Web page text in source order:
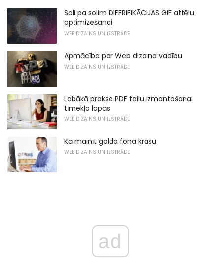
Soli pa solim DIFERIFIKĀCIJAS GIF attēlu
optimizēšanai
WEB DIZAINS UN IZSTRĀDE
Apmācība par Web dizaina vadību
WEB DIZAINS UN IZSTRĀDE
Labākā prakse PDF failu izmantošanai
tīmekļa lapās
WEB DIZAINS UN IZSTRĀDE
Kā mainīt galda fona krāsu
WEB DIZAINS UN IZSTRĀDE
ad